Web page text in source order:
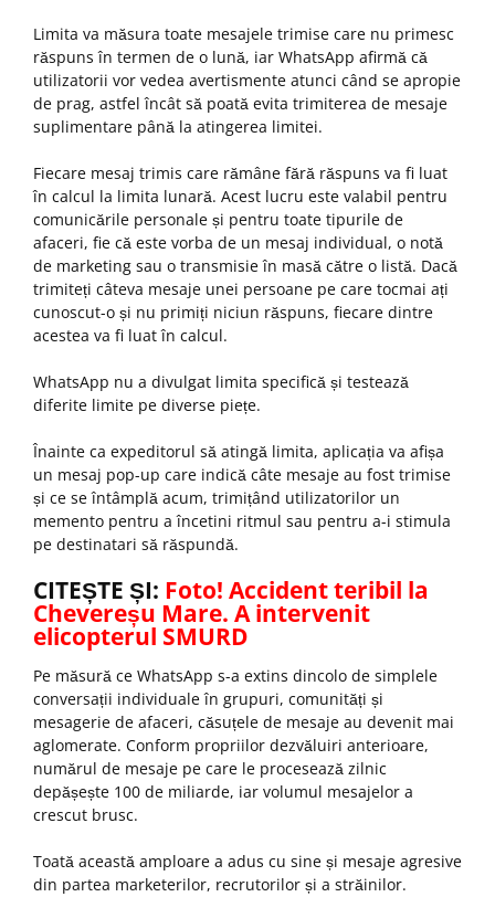
Limita va măsura toate mesajele trimise care nu primesc
răspuns în termen de o lună, iar WhatsApp afirmă că
utilizatorii vor vedea avertismente atunci când se apropie
de prag, astfel încât să poată evita trimiterea de mesaje
suplimentare până la atingerea limitei.
Fiecare mesaj trimis care rămâne fără răspuns va fi luat
în calcul la limita lunară. Acest lucru este valabil pentru
comunicările personale și pentru toate tipurile de
afaceri, fie că este vorba de un mesaj individual, o notă
de marketing sau o transmisie în masă către o listă. Dacă
trimiteți câteva mesaje unei persoane pe care tocmai ați
cunoscut-o și nu primiți niciun răspuns, fiecare dintre
acestea va fi luat în calcul.
WhatsApp nu a divulgat limita specifică și testează
diferite limite pe diverse piețe.
Înainte ca expeditorul să atingă limita, aplicația va afișa
un mesaj pop-up care indică câte mesaje au fost trimise
și ce se întâmplă acum, trimițând utilizatorilor un
memento pentru a încetini ritmul sau pentru a-i stimula
pe destinatari să răspundă.
CITEȘTE ȘI: Foto! Accident teribil la
Chevereșu Mare. A intervenit
elicopterul SMURD
Pe măsură ce WhatsApp s-a extins dincolo de simplele
conversații individuale în grupuri, comunități și
mesagerie de afaceri, căsuțele de mesaje au devenit mai
aglomerate. Conform propriilor dezvăluiri anterioare,
numărul de mesaje pe care le procesează zilnic
depășește 100 de miliarde, iar volumul mesajelor a
crescut brusc.
Toată această amploare a adus cu sine și mesaje agresive
din partea marketerilor, recrutorilor și a străinilor.